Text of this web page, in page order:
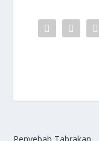
Penyebab Tabrakan